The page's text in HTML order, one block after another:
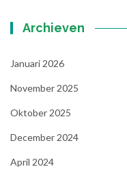
Archieven
Januari 2026
November 2025
Oktober 2025
December 2024
April 2024